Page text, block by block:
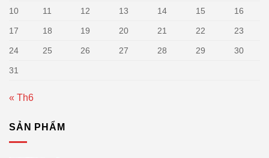
10 11 12 13 14 15 16
17 18 19 20 21 22 23
24 25 26 27 28 29 30
31
« Th6
SẢN PHẨM